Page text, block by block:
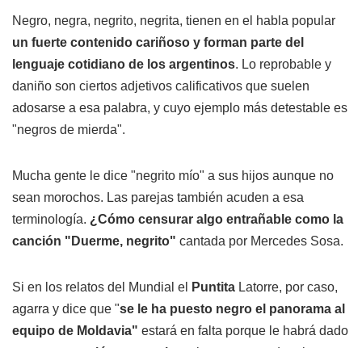
Negro, negra, negrito, negrita, tienen en el habla popular
un fuerte contenido cariñoso y forman parte del
lenguaje cotidiano de los argentinos. Lo reprobable y
daniño son ciertos adjetivos calificativos que suelen
adosarse a esa palabra, y cuyo ejemplo más detestable es
"negros de mierda".
Mucha gente le dice "negrito mío" a sus hijos aunque no
sean morochos. Las parejas también acuden a esa
terminología. ¿Cómo censurar algo entrañable como la
canción "Duerme, negrito" cantada por Mercedes Sosa.
Si en los relatos del Mundial el Puntita Latorre, por caso,
agarra y dice que "se le ha puesto negro el panorama al
equipo de Moldavia" estará en falta porque le habrá dado